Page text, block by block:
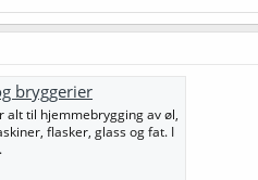
bryggerier
alt til hjemmebrygging av øl,
flasker, glass og fat. I